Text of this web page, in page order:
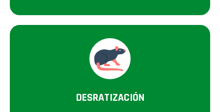
DESRATIZACIÓN